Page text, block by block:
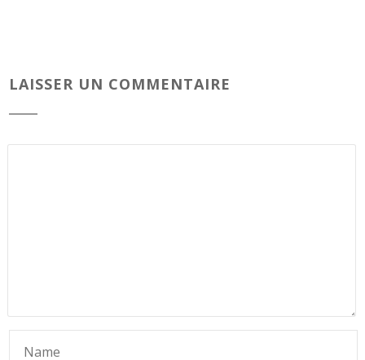
LAISSER UN COMMENTAIRE